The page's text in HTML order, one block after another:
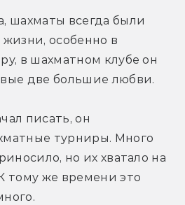
шахматы всегда были
особенно в
в шахматном клубе он
две большие любви.
писать, он
турниры. Много
но их хватало на
тому же времени это